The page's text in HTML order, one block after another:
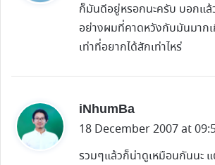
:
ก็มันดีอยู่หรอกนะครับ บอกแล้
อย่างผมที่คาดหวังกับมันมากเ
เท่าที่อยากได้สักเท่าไหร่
iNhumBa
a
y
18 December 2007 at
รวมๆแล้วก็น่าดูเหมือนกันนะ